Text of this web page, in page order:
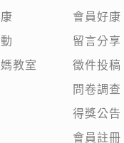
教室
會員好康
留言分享
徵件投稿
問卷調查
得獎公告
會員註冊